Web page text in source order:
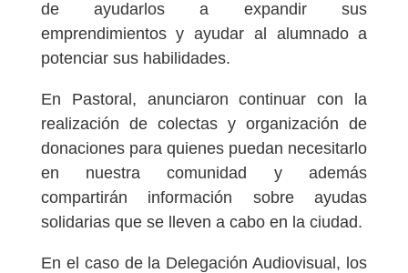
de ayudarlos a expandir sus
emprendimientos y ayudar al alumnado a
potenciar sus habilidades.
En Pastoral, anunciaron continuar con la
realización de colectas y organización de
donaciones para quienes puedan necesitarlo
en nuestra comunidad y además
compartirán información sobre ayudas
solidarias que se lleven a cabo en la ciudad.
En el caso de la Delegación Audiovisual, los